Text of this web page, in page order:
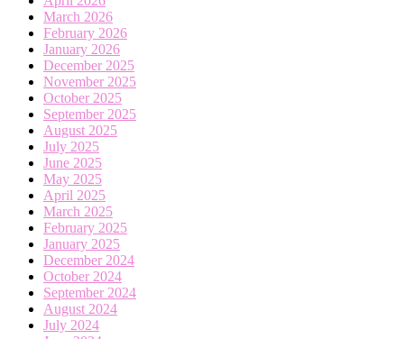
March 2026
February 2026
January 2026
December 2025
November 2025
October 2025
September 2025
August 2025
July 2025
June 2025
May 2025
April 2025
March 2025
February 2025
January 2025
December 2024
October 2024
September 2024
August 2024
July 2024